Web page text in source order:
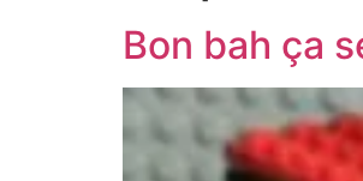
Bon bah ça